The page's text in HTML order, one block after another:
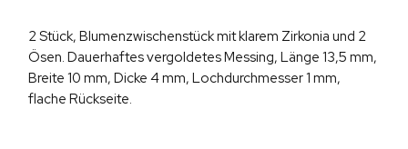
2 Stück, Blumenzwischenstück mit klarem Zirkonia und 2
Ösen. Dauerhaftes vergoldetes Messing, Länge 13,5 mm,
Breite 10 mm, Dicke 4 mm, Lochdurchmesser 1 mm,
flache Rückseite.